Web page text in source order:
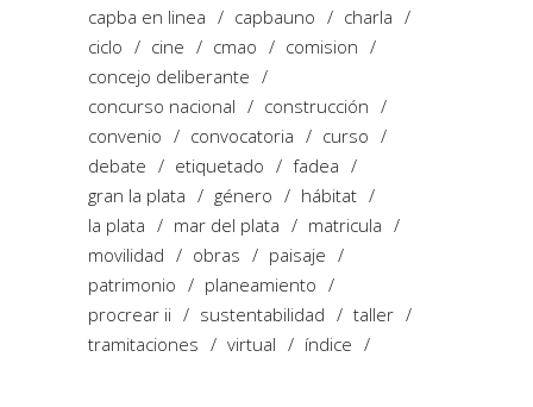
capba en linea
capbauno
charla
ciclo
cine cmao
comision
concejo deliberante
concurso nacional
construcción
convenio
convocatoria
curso
debate
etiquetado
fadea
gran la plata
género
hábitat
la plata
mar del plata
matricula
movilidad
obras
paisaje
patrimonio
planeamiento
procrear ii
sustentabilidad
taller
tramitaciones
virtual índice